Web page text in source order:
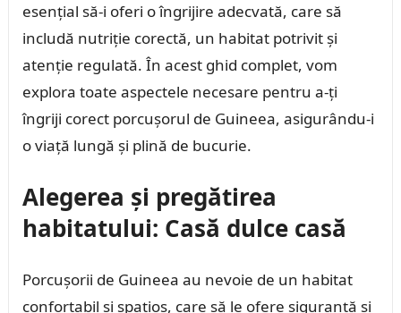
esențial să-i oferi o îngrijire adecvată, care să
includă nutriție corectă, un habitat potrivit și
atenție regulată. În acest ghid complet, vom
explora toate aspectele necesare pentru a-ți
îngriji corect porcușorul de Guineea, asigurându-i
o viață lungă și plină de bucurie.
Alegerea și pregătirea
habitatului: Casă dulce casă
Porcușorii de Guineea au nevoie de un habitat
confortabil și spațios, care să le ofere siguranță și